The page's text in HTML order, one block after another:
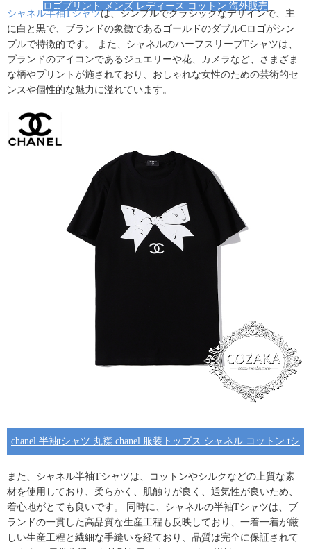
ロゴプリント メンズ レディース コットン 海外販売
シャネル半袖Tシャツは、シンプルでクラシックなデザインで、主
に白と黒で、 ブランドの象徴であるゴールドのダブルCロゴがシン
プルで特徴的です。 また、シャネルのハーフスリーブTシャツは、
ブランドのアイコンであるジュエリーや花、カメラなど、さまざま
な柄やプリントが施されており、おしゃれな女性のための芸術的セ
ンスや個性的な魅力に溢れています。
chanel 半袖tシャツ 丸襟 chanel 服装トップス シャネル コットン tシ
ャツ bowknot 蝶结び ロゴプリント ブラック ホワイト ゆったり
また、 シャネル半袖Tシャツは、コットンやシルクなどの上質な素
材を使用しており、柔らかく、肌触りが良く、通気性が良いため、
着心地がとても良いです。 同時に、シャネルの半袖Tシャツは、 ブ
ランドの一貫した高品質な生産工程も反映しており、一着一着が厳
しい生産工程と繊細な手縫いを経ており、品質は完全に保証されて